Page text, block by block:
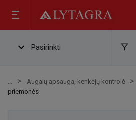
Pasirinkti
Augalų apsauga, kenkėjų kontrolė
priemonės